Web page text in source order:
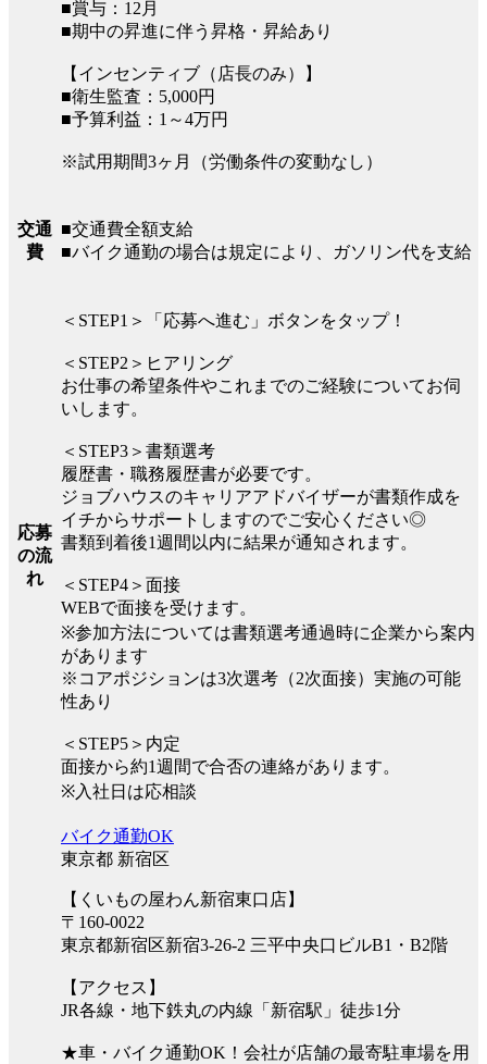
■賞与：12月
■期中の昇進に伴う昇格・昇給あり
【インセンティブ（店長のみ）】
■衛生監査：5,000円
■予算利益：1～4万円
※試用期間3ヶ月（労働条件の変動なし）
交通
費
■交通費全額支給
■バイク通勤の場合は規定により、ガソリン代を支給
応募
の流
れ
＜STEP1＞「応募へ進む」ボタンをタップ！
＜STEP2＞ヒアリング
お仕事の希望条件やこれまでのご経験についてお伺
いします。
＜STEP3＞書類選考
履歴書・職務履歴書が必要です。
ジョブハウスのキャリアアドバイザーが書類作成を
イチからサポートしますのでご安心ください◎
書類到着後1週間以内に結果が通知されます。
＜STEP4＞面接
WEBで面接を受けます。
※参加方法については書類選考通過時に企業から案内
があります
※コアポジションは3次選考（2次面接）実施の可能
性あり
＜STEP5＞内定
面接から約1週間で合否の連絡があります。
※入社日は応相談
バイク通勤OK
東京都 新宿区
【くいもの屋わん新宿東口店】
〒160-0022
東京都新宿区新宿3-26-2 三平中央口ビルB1・B2階
【アクセス】
JR各線・地下鉄丸の内線「新宿駅」徒歩1分
★車・バイク通勤OK！会社が店舗の最寄駐車場を用